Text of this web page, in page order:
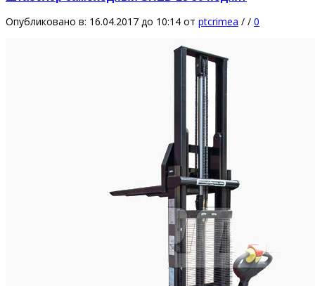
Опубликовано в: 16.04.2017 до 10:14 от ptcrimea / / 0